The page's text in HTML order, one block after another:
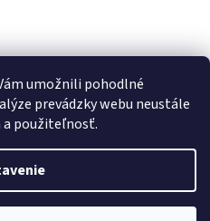
umožnili pohodlné
prevádzky webu neustále
a použiteľnosť.
. Všetky práva vyhradené.Upraviť